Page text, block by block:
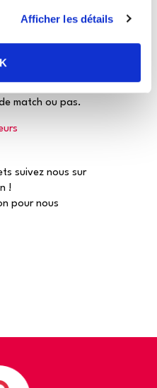
Afficher les détails
bénéficient de tarifs
les produits frais, le
match ou pas.
suivez nous sur
!
pour nous